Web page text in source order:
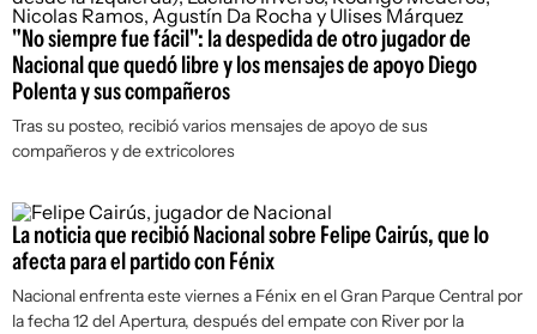
"No siempre fue fácil": la despedida de otro jugador de
Nacional que quedó libre y los mensajes de apoyo Diego
Polenta y sus compañeros
Tras su posteo, recibió varios mensajes de apoyo de sus
compañeros y de extricolores
La noticia que recibió Nacional sobre Felipe Cairús, que lo
afecta para el partido con Fénix
Nacional enfrenta este viernes a Fénix en el Gran Parque Central por
la fecha 12 del Apertura, después del empate con River por la